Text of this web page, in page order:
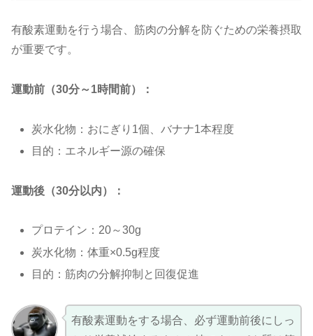
有酸素運動を行う場合、筋肉の分解を防ぐための栄養摂取
が重要です。
運動前（30分～1時間前）：
炭水化物：おにぎり1個、バナナ1本程度
目的：エネルギー源の確保
運動後（30分以内）：
プロテイン：20～30g
炭水化物：体重×0.5g程度
目的：筋肉の分解抑制と回復促進
有酸素運動をする場合、必ず運動前後にしっ